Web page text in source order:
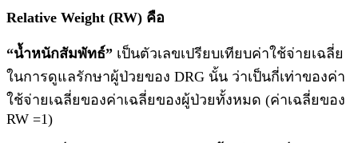
Relative Weight (RW) คือ
“น้ำหนักสัมพัทธ์” เป็นตัวเลขเปรียบเทียบค่าใช้จ่ายเฉลี่ย
ในการดูแลรักษาผู้ป่วยของ DRG นั้น ว่าเป็นกี่เท่าของค่า
ใช้จ่ายเฉลี่ยของค่าเฉลี่ยของผู้ป่วยทั้งหมด (ค่าเฉลี่ยของ
RW =1)